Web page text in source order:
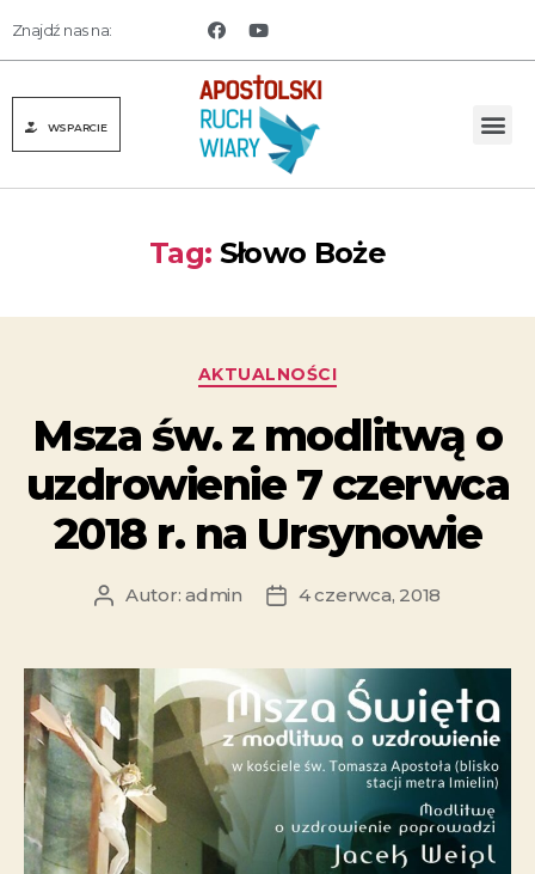
Znajdź nas na:
WSPARCIE
Tag: Słowo Boże
AKTUALNOŚCI
Msza św. z modlitwą o
uzdrowienie 7 czerwca
2018 r. na Ursynowie
Autor:admin 4 czerwca, 2018